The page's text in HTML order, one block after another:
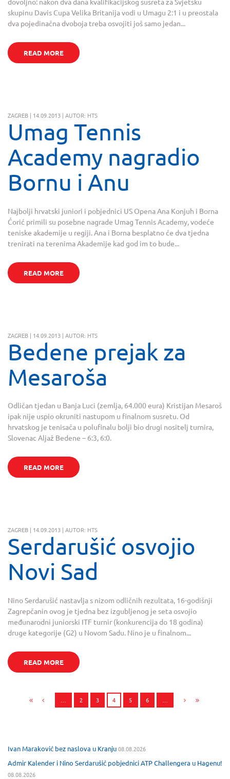
skupinu Davis Cupa Velika Britanija vodi u Umagu 2:1 i u preostala
dva pojedinačna dvoboja treba osvojiti još samo jedan...
READ MORE
ZAGREB | 14.09.2013 | AUTOR: HTS
Umag Tennis
Academy nagradio
Bornu i Anu
Najbolji hrvatski juniori i pobjednici US Opena Ana Konjuh i Borna
Ćorić primili su posebne nagrade Umag Tennis Academy, vodeće
teniske akademije u regiji. Ana i Borna besplatno će dva tjedna
trenirati na terenima Akademije kad god im to bude...
READ MORE
ZAGREB | 14.09.2013 | AUTOR: HTS
Bedene prejak za
Mesaroša
Odličan tjedan u Banja Luci (zemlja, 64.000 eura) Kristijan Mesaroš
ipak nije uspio okruniti nastupom u finalnom susretu. Od
hrvatskog je tenisača u polufinalu bolji bio drugi nositelj turnira,
Slovenac Aljaž Bedene – 6:3, 6:0.
READ MORE
ZAGREB | 14.09.2013 | AUTOR: HTS
Serdarušić osvojio
Novi Sad
Nino Serdarušić nastavlja s nizom odličnih rezultata, 16-godišnji
Zagrepčanin ovog je tjedna bez izgubljenog je seta osvojio
međunarodni juniorski ITF turnir (konkurencija do 18 godina)
druge kategorije (G2) u Novom Sadu. Nino je u finalnom...
READ MORE
2 3 4 5 6
Ivan Maraković bez naslova u Kranju08.08.2026
Admir Kalender i Nino Serdarušić pobjednici ATP Challengera u Hagenu!
08.08.2026